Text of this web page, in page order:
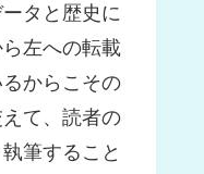
タと歴史に
左への転載
からこその
て、読者の
筆すること